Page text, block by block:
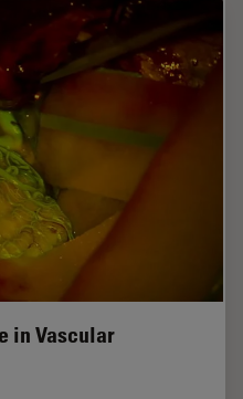
in Vascular